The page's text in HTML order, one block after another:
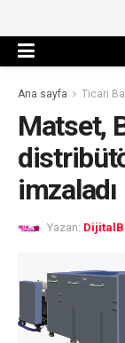
Ana sayfa Ticari
Matset,
imzaladı
Yazan: